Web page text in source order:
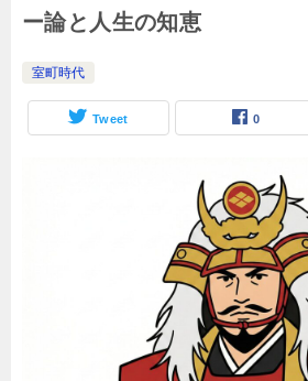
ー論と人生の知恵
室町時代
Tweet 0